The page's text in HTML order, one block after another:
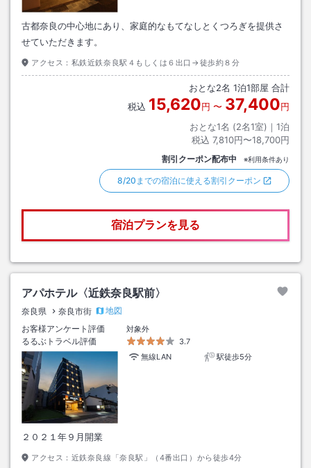
古都奈良の中心地にあり、家庭的なもてなしとくつろぎを提供さ
せていただきます。
アクセス： 私鉄近鉄奈良駅４もしくは６出口→徒歩約８分
おとな2名 1泊1部屋 合計
税込 15,620円 〜 37,400円
おとな1名 (2名1室)｜ 1泊
税込 7,810円〜18,700円
割引クーポン配布中 ※利用条件あり
8/20までの宿泊に使える割引クーポン
宿泊プランを見る
アパホテル〈近鉄奈良駅前〉
奈良県 奈良市街
地図
お客様アンケート評価
対象外
るるぶトラベル評価
3.7
無線LAN
駅徒歩5分
２０２１年９月開業
アクセス： 近鉄奈良線「奈良駅」（4番出口）から徒歩4分